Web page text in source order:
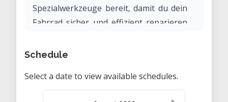
Spezialwerkzeuge bereit, damit du dein
Fahrrad sicher und effizient reparieren
Montageständer für komfortables
Arbeiten am Rad
Schedule
Select a date to view available schedules.